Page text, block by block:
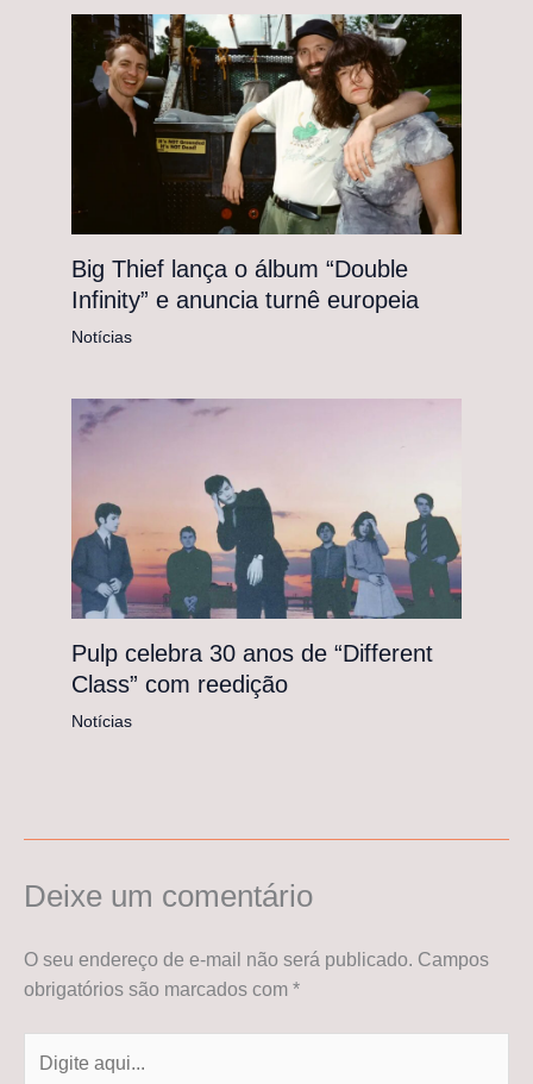
Big Thief lança o álbum “Double
Infinity” e anuncia turnê europeia
Notícias
Pulp celebra 30 anos de “Different
Class” com reedição
Notícias
Deixe um comentário
O seu endereço de e-mail não será publicado. Campos
obrigatórios são marcados com *
aqui...